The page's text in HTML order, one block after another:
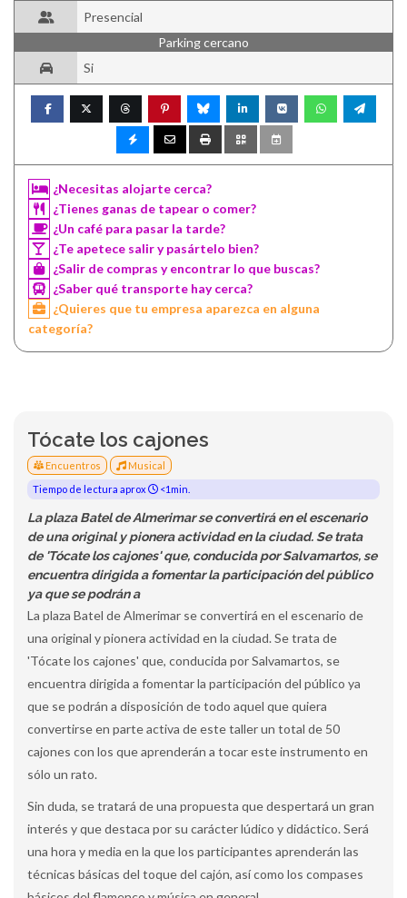
Presencial
Parking cercano
Si
¿Necesitas alojarte cerca?
¿Tienes ganas de tapear o comer?
¿Un café para pasar la tarde?
¿Te apetece salir y pasártelo bien?
¿Salir de compras y encontrar lo que buscas?
¿Saber qué transporte hay cerca?
¿Quieres que tu empresa aparezca en alguna
categoría?
Tócate los cajones
Encuentros
Musical
Tiempo de lectura aprox
<1min.
La plaza Batel de Almerimar se convertirá en el escenario
de una original y pionera actividad en la ciudad. Se trata
de 'Tócate los cajones' que, conducida por Salvamartos, se
encuentra dirigida a fomentar la participación del público
ya que se podrán a
La plaza Batel de Almerimar se convertirá en el escenario de
una original y pionera actividad en la ciudad. Se trata de
'Tócate los cajones' que, conducida por Salvamartos, se
encuentra dirigida a fomentar la participación del público ya
que se podrán a disposición de todo aquel que quiera
convertirse en parte activa de este taller un total de 50
cajones con los que aprenderán a tocar este instrumento en
sólo un rato.
Sin duda, se tratará de una propuesta que despertará un gran
interés y que destaca por su carácter lúdico y didáctico. Será
una hora y media en la que los participantes aprenderán las
técnicas básicas del toque del cajón, así como los compases